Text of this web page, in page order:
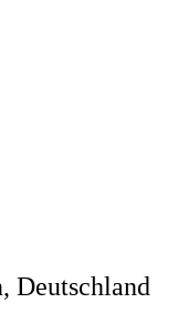
Deutschland